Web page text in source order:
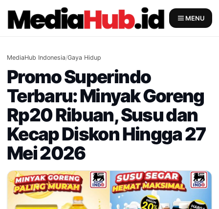
content
MENU
MediaHub Indonesia/Gaya Hidup
Promo Superindo
Terbaru: Minyak Goreng
Rp20 Ribuan, Susu dan
Kecap Diskon Hingga 27
Mei 2026